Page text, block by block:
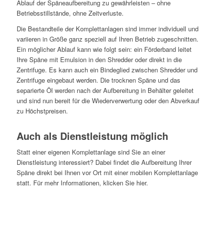
Ablauf der Späneaufbereitung zu gewährleisten – ohne
Betriebsstillstände, ohne Zeitverluste.
Die Bestandteile der Komplettanlagen sind immer individuell und
variieren in Größe ganz speziell auf Ihren Betrieb zugeschnitten.
Ein möglicher Ablauf kann wie folgt sein: ein Förderband leitet
Ihre Späne mit Emulsion in den Shredder oder direkt in die
Zentrifuge. Es kann auch ein Bindeglied zwischen Shredder und
Zentrifuge eingebaut werden. Die trocknen Späne und das
separierte Öl werden nach der Aufbereitung in Behälter geleitet
und sind nun bereit für die Wiederverwertung oder den Abverkauf
zu Höchstpreisen.
Auch als Dienstleistung möglich
Statt einer eigenen Komplettanlage sind Sie an einer
Dienstleistung interessiert? Dabei findet die Aufbereitung Ihrer
Späne direkt bei Ihnen vor Ort mit einer mobilen Komplettanlage
statt. Für mehr Informationen, klicken Sie hier.